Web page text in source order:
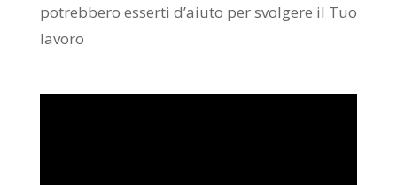
potrebbero esserti d’aiuto per svolgere il Tuo
lavoro